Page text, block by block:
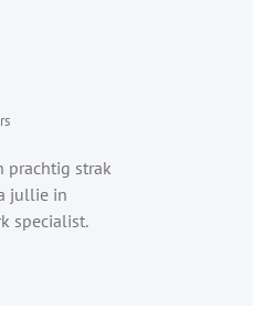
prachtig strak
jullie in
specialist.